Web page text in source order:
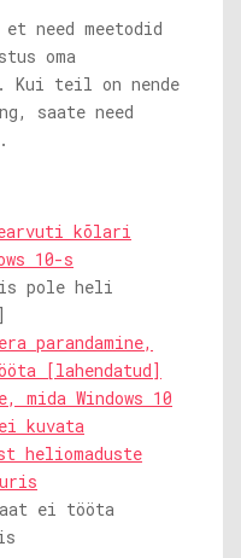
need meetodid
oma
Kui teil on nende
saate need
kõlari
10-s
pole heli
parandamine,
[lahendatud]
mida Windows 10
kuvata
heliomaduste
ei tööta